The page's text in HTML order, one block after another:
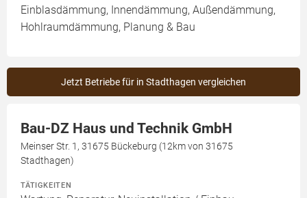
Einblasdämmung, Innendämmung, Außendämmung,
Hohlraumdämmung, Planung & Bau
Jetzt Betriebe für in Stadthagen vergleichen
Bau-DZ Haus und Technik GmbH
Meinser Str. 1, 31675 Bückeburg (12km von 31675
Stadthagen)
TÄTIGKEITEN